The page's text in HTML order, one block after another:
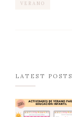
VERANO
LATEST POSTS